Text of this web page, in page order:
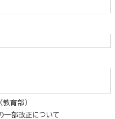
育部）
一部改正について